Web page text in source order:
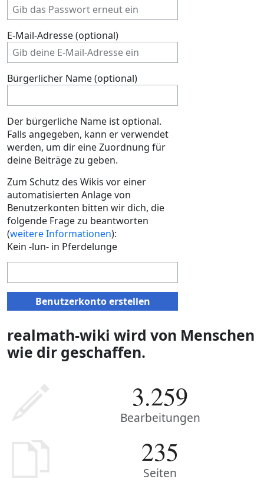
E-Mail-Adresse (optional)
Bürgerlicher Name (optional)
Der bürgerliche Name ist optional.
Falls angegeben, kann er verwendet
werden, um dir eine Zuordnung für
deine Beiträge zu geben.
Zum Schutz des Wikis vor einer
automatisierten Anlage von
Benutzerkonten bitten wir dich, die
folgende Frage zu beantworten
(weitere Informationen):
Kein -lun- in Pferdelunge
Benutzerkonto erstellen
realmath-wiki wird von Menschen
wie dir geschaffen.
3.259
Bearbeitungen
235
Seiten